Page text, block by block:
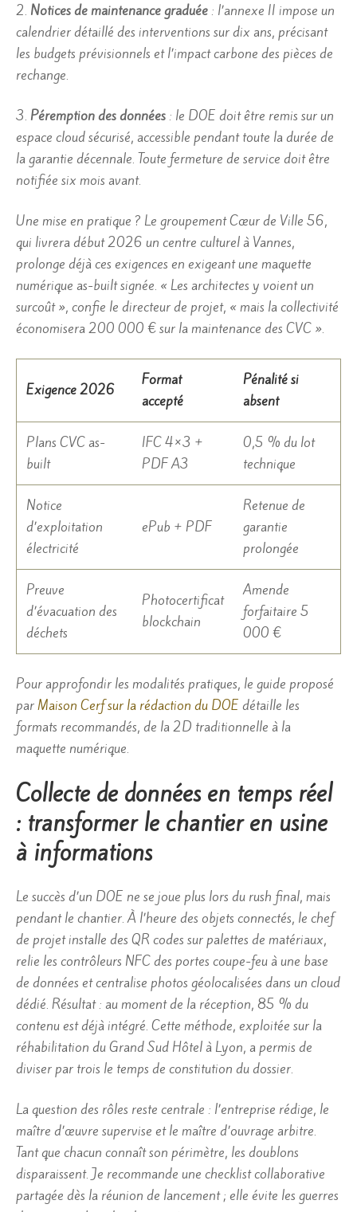
2. Notices de maintenance graduée : l’annexe II impose un
calendrier détaillé des interventions sur dix ans, précisant
les budgets prévisionnels et l’impact carbone des pièces de
rechange.
3. Péremption des données : le DOE doit être remis sur un
espace cloud sécurisé, accessible pendant toute la durée de
la garantie décennale. Toute fermeture de service doit être
notifiée six mois avant.
Une mise en pratique ? Le groupement Cœur de Ville 56,
qui livrera début 2026 un centre culturel à Vannes,
prolonge déjà ces exigences en exigeant une maquette
numérique as-built signée. « Les architectes y voient un
surcoût », confie le directeur de projet, « mais la collectivité
économisera 200 000 € sur la maintenance des CVC ».
Exigence 2026
Format
accepté
Pénalité si
absent
Plans CVC as-
built
IFC 4×3 +
PDF A3
0,5 % du lot
technique
Notice
d’exploitation
électricité
ePub + PDF
Retenue de
garantie
prolongée
Preuve
d’évacuation des
déchets
Photocertificat
blockchain
Amende
forfaitaire 5
000 €
Pour approfondir les modalités pratiques, le guide proposé
parMaison Cerf sur la rédaction du DOE détaille les
formats recommandés, de la 2D traditionnelle à la
maquette numérique.
Collecte de données en temps réel
: transformer le chantier en usine
à informations
Le succès d’un DOE ne se joue plus lors du rush final, mais
pendant le chantier. À l’heure des objets connectés, le chef
de projet installe des QR codes sur palettes de matériaux,
relie les contrôleurs NFC des portes coupe-feu à une base
de données et centralise photos géolocalisées dans un cloud
dédié. Résultat : au moment de la réception, 85 % du
contenu est déjà intégré. Cette méthode, exploitée sur la
réhabilitation du Grand Sud Hôtel à Lyon, a permis de
diviser par trois le temps de constitution du dossier.
La question des rôles reste centrale : l’entreprise rédige, le
maître d’œuvre supervise et le maître d’ouvrage arbitre.
Tant que chacun connaît son périmètre, les doublons
disparaissent. Je recommande une checklist collaborative
partagée dès la réunion de lancement ; elle évite les guerres